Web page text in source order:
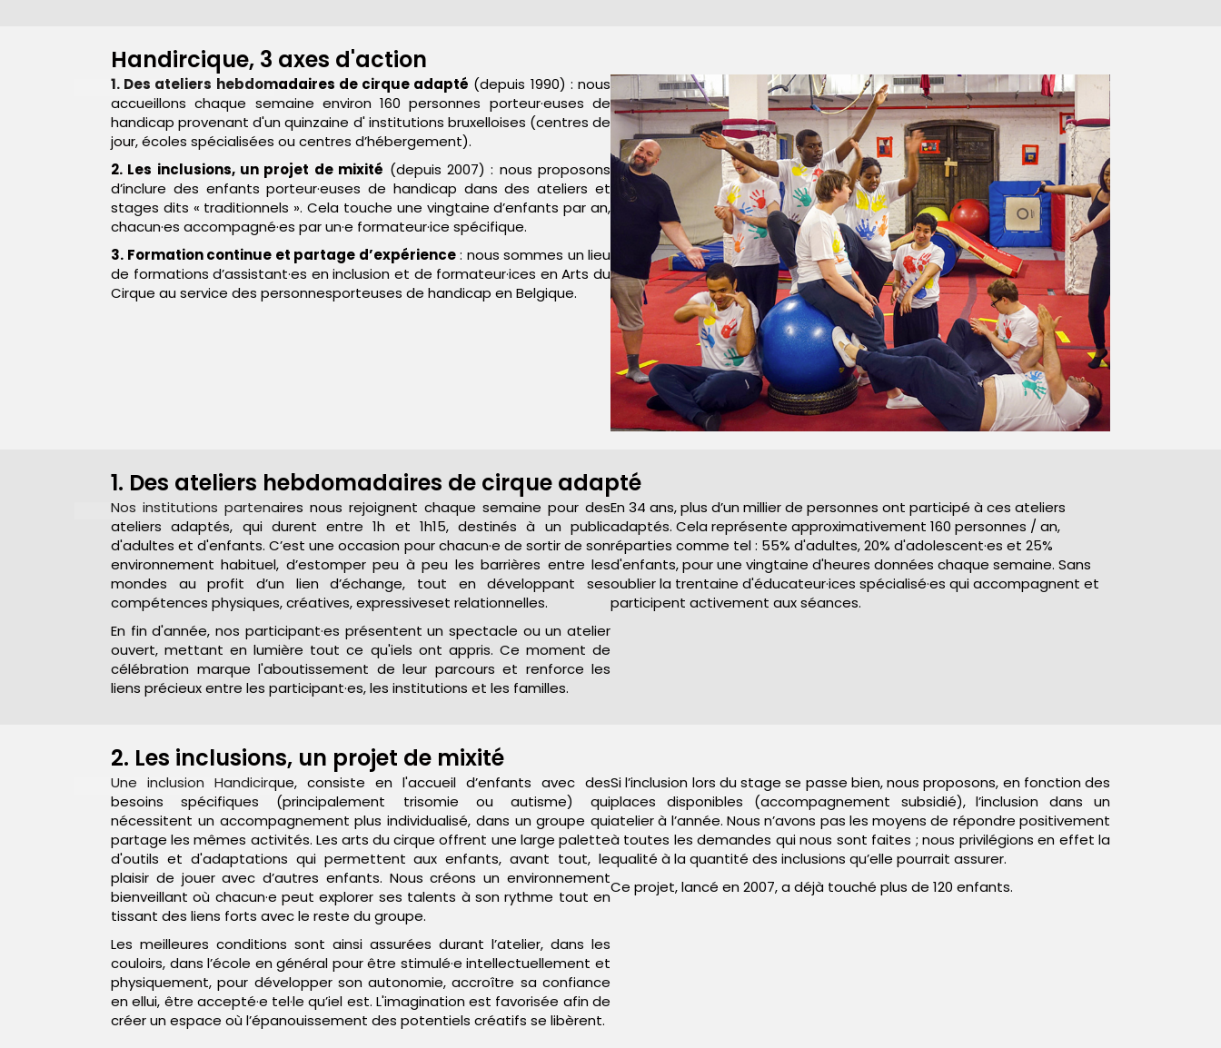
Handircique, 3 axes d'action
1. Des ateliers hebdomadaires de cirque adapté (depuis 1990) : nous
accueillons chaque semaine environ 160 personnes porteur·euses de
handicap provenant d'un quinzaine d' institutions bruxelloises (centres de
jour, écoles spécialisées ou centres d’hébergement).
2. Les inclusions, un projet de mixité (depuis 2007) : nous proposons
d’inclure des enfants porteur·euses de handicap dans des ateliers et
stages dits « traditionnels ». Cela touche une vingtaine d’enfants par an,
chacun·es accompagné·es par un·e formateur·ice spécifique.
3. Formation continue et partage d’expérience: nous sommes un lieu
de formations d’assistant·es en inclusion et de formateur·ices en Arts du
Cirque au service des personnesporteuses de handicap en Belgique.
1. Des ateliers hebdomadaires de cirque adapté
Nos institutions partenaires nous rejoignent chaque semaine pour des
ateliers adaptés, qui durent entre 1h et 1h15, destinés à un public
d'adultes et d'enfants. C’est une occasion pour chacun·e de sortir de son
environnement habituel, d’estomper peu à peu les barrières entre les
mondes au profit d’un lien d’échange, tout en développant ses
compétences physiques, créatives, expressiveset relationnelles.
En fin d'année, nos participant·es présentent un spectacle ou un atelier
ouvert, mettant en lumière tout ce qu'iels ont appris. Ce moment de
célébration marque l'aboutissement de leur parcours et renforce les
liens précieux entre les participant·es, les institutions et les familles.
En 34 ans, plus d’un millier de personnes ont participé à ces ateliers
adaptés. Cela représente approximativement 160 personnes / an,
réparties comme tel : 55% d'adultes, 20% d'adolescent·es et 25%
d'enfants, pour une vingtaine d'heures données chaque semaine. Sans
oublier la trentaine d'éducateur·ices spécialisé·es qui accompagnent et
participent activement aux séances.
2. Les inclusions, un projet de mixité
Une inclusion Handicirque, consiste en l'accueil d’enfants avec des
besoins spécifiques (principalement trisomie ou autisme) qui
nécessitent un accompagnement plus individualisé, dans un groupe qui
partage les mêmes activités. Les arts du cirque offrent une large palette
d'outils et d'adaptations qui permettent aux enfants, avant tout, le
plaisir de jouer avec d’autres enfants. Nous créons un environnement
bienveillant où chacun·e peut explorer ses talents à son rythme tout en
tissant des liens forts avec le reste du groupe.
Les meilleures conditions sont ainsi assurées durant l’atelier, dans les
couloirs, dans l’école en général pour être stimulé·e intellectuellement et
physiquement, pour développer son autonomie, accroître sa confiance
en ellui, être accepté·e tel·le qu’iel est. L'imagination est favorisée afin de
créer un espace où l’épanouissement des potentiels créatifs se libèrent.
Si l’inclusion lors du stage se passe bien, nous proposons, en fonction des
places disponibles (accompagnement subsidié), l’inclusion dans un
atelier à l’année. Nous n’avons pas les moyens de répondre positivement
à toutes les demandes qui nous sont faites ; nous privilégions en effet la
qualité à la quantité des inclusions qu’elle pourrait assurer.
Ce projet, lancé en 2007, a déjà touché plus de 120 enfants.